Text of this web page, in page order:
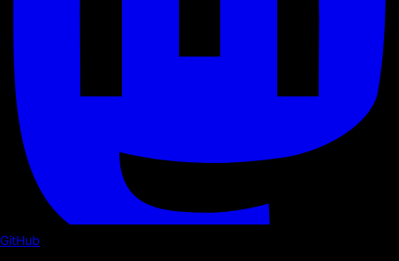
GitHub